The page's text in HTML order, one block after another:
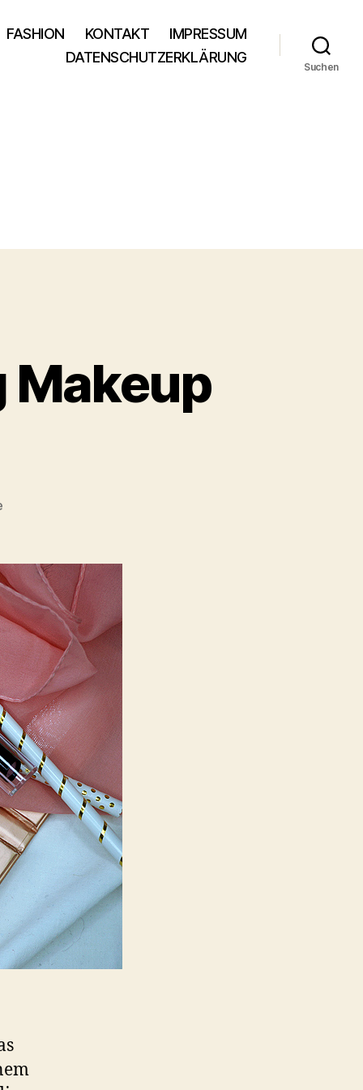
FASHION KONTAKT
IMPRESSUM
DATENSCHUTZERKLÄRUNG
Suchen
Makeup
zu
Valentinstag
Makeup
Look
Februar